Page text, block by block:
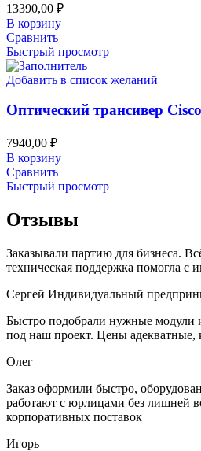
13390,00 ₽
В корзину
Сравнить
Быстрый просмотр
Добавить в список желаний
Оптический трансивер
7940,00 ₽
В корзину
Сравнить
Быстрый просмотр
Отзывы
Заказывали партию для бизнеса.
техническая поддержка помогла с
Сергей Индивидуальный
Быстро подобрали нужные модули
под наш проект. Цены адекватные,
Олег
Заказ оформили быстро,
работают с юрлицами без лишней
корпоративных поставок
Игорь